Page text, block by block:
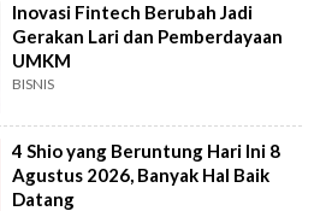
Inovasi Fintech Berubah Jadi
Gerakan Lari dan Pemberdayaan
UMKM
BISNIS
4 Shio yang Beruntung Hari Ini 8
Agustus 2026, Banyak Hal Baik
Datang